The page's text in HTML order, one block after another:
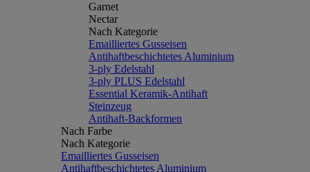
Garnet
Nectar
Nach Kategorie
Emailliertes Gusseisen
Antihaftbeschichtetes Aluminium
3-ply Edelstahl
3-ply PLUS Edelstahl
Essential Keramik-Antihaft
Steinzeug
Antihaft-Backformen
Nach Farbe
Nach Kategorie
Emailliertes Gusseisen
Antihaftbeschichtetes Aluminium